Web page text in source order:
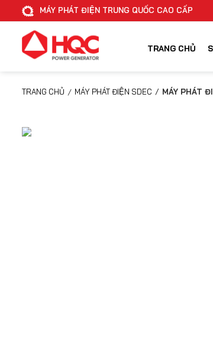
MÁY PHÁT ĐIỆN TRUNG QUỐC CAO CẤP
TRANG CHỦ
TRANG CHỦ / MÁY PHÁT ĐIỆN SDEC / MÁY PHÁT